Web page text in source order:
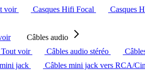
voir Casques Hifi Focal Casques
Câbles audio
Tout voir Câbles audio stéréo
jack
Câbles mini jack vers RCA/